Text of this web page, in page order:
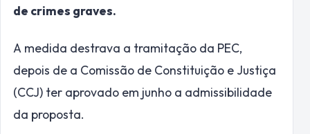
de crimes graves.
A medida destrava a tramitação da PEC,
depois de a Comissão de Constituição e Justiça
(CCJ) ter aprovado em junho a admissibilidade
da proposta.